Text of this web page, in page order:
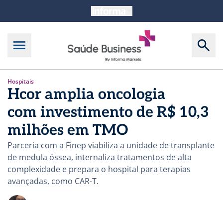
Hospitais
Hcor amplia oncologia
com investimento de R$ 10,3
milhões em TMO
Parceria com a Finep viabiliza a unidade de transplante
de medula óssea, internaliza tratamentos de alta
complexidade e prepara o hospital para terapias
avançadas, como CAR-T.